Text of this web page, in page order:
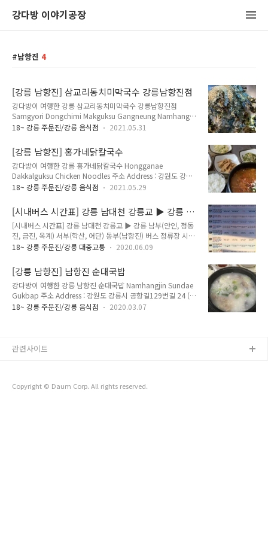
강다방 이야기공장
남항진 4
[강릉 남항진] 삼교리동치미막국수 강릉남항진점
강다방이 여행한 강릉 삼교리동치미막국수 강릉남항진점
Samgyori Dongchimi Makguksu Gangneung Namhangjin
Branch 주소 Address : 강원도 강릉시 공항길127번길 42 (남
Gangwon-do 전화 Telephone : 033-653-0993 영업 시간
Opening Hours : 매일 Everyday 10:00~20:30 매주 월요일
휴무 Closed Every Monday 메뉴 및 가격 Menu with Prices :
막국수 Makguksu Cold Buckwheat Noodles 8,000원 회막
국수 Hoe Bibim Makguksu Spicy Buckwheat No..
18~ 강릉 주문진/강릉 음식점 2021.05.31
[강릉 남항진] 홍가네닭칼국수
강다방이 여행한 강릉 홍가네닭칼국수 Hongganae
Dakkalguksu Chicken Noodles 주소 Address : 강원도 강릉
시 공항길 151 (남항진동 101-21) 151, Gonghang-gil,
2145 영업 시간 Opening Hours : 매일 Everyday
11:00~21:00 메뉴 및 가격 Menu with Prices : 누룽지 닭칼국
수 Nurungji Dakkalguksu Noodle Soup with Chicken and
Scorched Rice 8,000원 닭칼국수 Dakkalguksu Noodle
Soup with Chicken 7,000원 닭개장 Dakgaejang Spicy Ch..
18~ 강릉 주문진/강릉 음식점 2021.05.29
[시내버스 시간표] 강릉 남대천 강릉교 ▶ 강릉 남
부(안인, 정동진, 금진, 옥계) 서부(학산, 어단) 동
부(남항진) 버스 정류장 시간표, 버스 도착 시간
[시내버스 시간표] 강릉 남대천 강릉교 ▶ 강릉 남부(안인, 정동
진, 금진, 옥계) 서부(학산, 어단) 동부(남항진) 버스 정류장 시간
표, 버스 도착 시간 [Gangneung Local Bus Timetable]
▶ Gangneung South (Anin, Jeongdongjin, Geumjin,
Okgye) West(Haksan, Eodan) East(Namhangjin) 2018년
과 2019년 강릉 시내버스의 운행과 노선이 대폭 축소 또는 폐지
되었습니다. 앞으로도 강릉 버스의 운행은 계속해서 줄어들 예정
이고 몇몇 노선은 추가로 폐지될 예정입니다. 정확한 버스 노선
18~ 강릉 주문진/강릉 대중교통 2020.06.09
[강릉 남항진] 남항진 순대국밥
강다방이 여행한 강릉 남항진 순대국밥 Namhangjin Sundae
Gukbap 주소 Address : 강원도 강릉시 공항길129번길 24 (남
항진동 7) 24, Gonghang-gil 129beon-gil, Gangneung-si,
Prices : 순대국밥 Sundaegukbap Blood Sausage and
18~ 강릉 주문진/강릉 음식점 2020.03.07
Copyright © Daum Corp. All rights reserved.
관련사이트